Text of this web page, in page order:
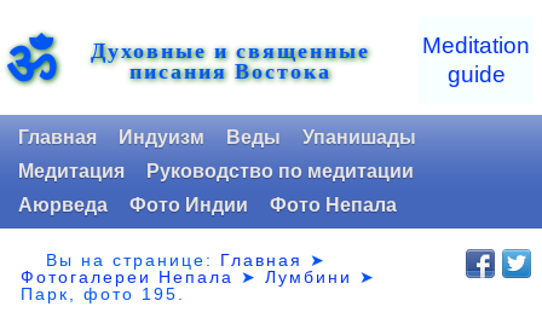
ॐ Духовные и священные
писания Востока
Meditation
guide
Главная Индуизм Веды
Упанишады
Медитация
Руководство по медитации
Аюрведа
Фото Индии Фото Непала
Вы на странице: Главная
➤
Фотогалереи Непала
➤Лумбини
➤
Парк,фото 195.